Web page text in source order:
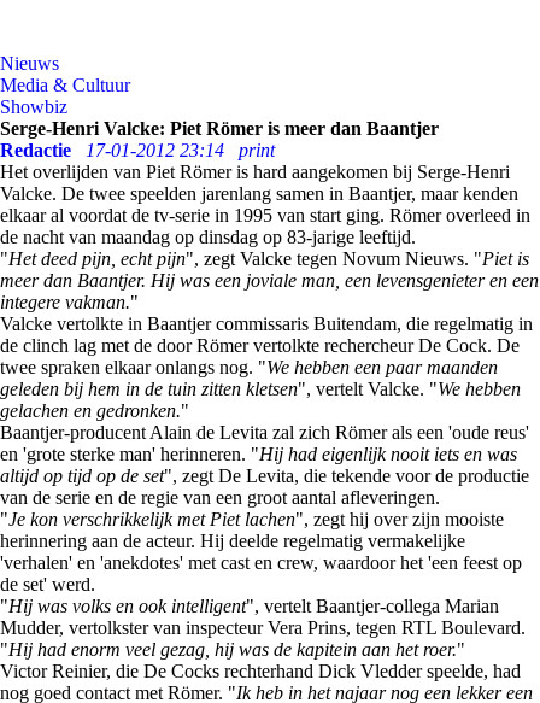
Nieuws
Media & Cultuur
Showbiz
Serge-Henri Valcke: Piet Römer is meer dan Baantjer
Redactie
17-01-2012 23:14
print
Het overlijden van Piet Römer is hard aangekomen bij Serge-Henri
Valcke. De twee speelden jarenlang samen in Baantjer, maar kenden
elkaar al voordat de tv-serie in 1995 van start ging. Römer overleed in
de nacht van maandag op dinsdag op 83-jarige leeftijd.
"Het deed pijn, echt pijn", zegt Valcke tegen Novum Nieuws. "Piet is
meer dan Baantjer. Hij was een joviale man, een levensgenieter en een
integere vakman."
Valcke vertolkte in Baantjer commissaris Buitendam, die regelmatig in
de clinch lag met de door Römer vertolkte rechercheur De Cock. De
twee spraken elkaar onlangs nog. "We hebben een paar maanden
geleden bij hem in de tuin zitten kletsen", vertelt Valcke. "We hebben
gelachen en gedronken."
Baantjer-producent Alain de Levita zal zich Römer als een 'oude reus'
en 'grote sterke man' herinneren. "Hij had eigenlijk nooit iets en was
altijd op tijd op de set", zegt De Levita, die tekende voor de productie
van de serie en de regie van een groot aantal afleveringen.
"Je kon verschrikkelijk met Piet lachen", zegt hij over zijn mooiste
herinnering aan de acteur. Hij deelde regelmatig vermakelijke
'verhalen' en 'anekdotes' met cast en crew, waardoor het 'een feest op
de set' werd.
"Hij was volks en ook intelligent", vertelt Baantjer-collega Marian
Mudder, vertolkster van inspecteur Vera Prins, tegen RTL Boulevard.
"Hij had enorm veel gezag, hij was de kapitein aan het roer."
Victor Reinier, die De Cocks rechterhand Dick Vledder speelde, had
nog goed contact met Römer. "Ik heb in het najaar nog een lekker een